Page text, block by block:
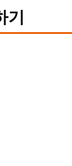
기